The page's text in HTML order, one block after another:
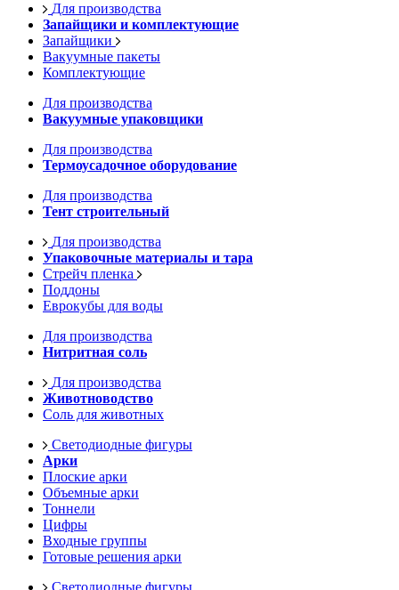
Для производства
Запайщики и комплектующие
Запайщики
Вакуумные пакеты
Комплектующие
Для производства
Вакуумные упаковщики
Для производства
Термоусадочное оборудование
Для производства
Тент строительный
Для производства
Упаковочные материалы и тара
Стрейч пленка
Поддоны
Еврокубы для воды
Для производства
Нитритная соль
Для производства
Животноводство
Соль для животных
Светодиодные фигуры
Арки
Плоские арки
Объемные арки
Тоннели
Цифры
Входные группы
Готовые решения арки
Светодиодные фигуры